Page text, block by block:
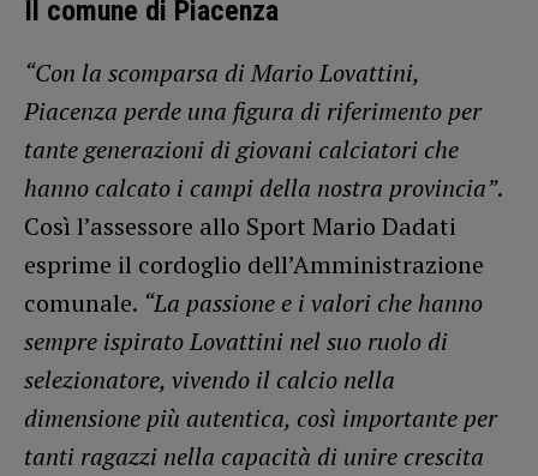
Il comune di Piacenza
“Con la scomparsa di Mario Lovattini,
Piacenza perde una figura di riferimento per
tante generazioni di giovani calciatori che
hanno calcato i campi della nostra provincia”.
Così l’assessore allo Sport Mario Dadati
esprime il cordoglio dell’Amministrazione
comunale. “La passione e i valori che hanno
sempre ispirato Lovattini nel suo ruolo di
selezionatore, vivendo il calcio nella
dimensione più autentica, così importante per
tanti ragazzi nella capacità di unire crescita